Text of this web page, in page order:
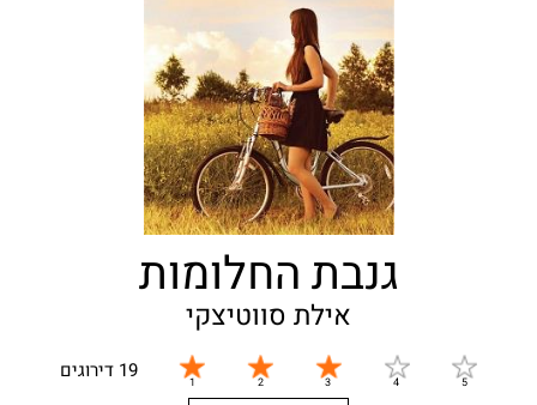
גנבת החלומות
אילת סווטיצקי
19 דירוגים